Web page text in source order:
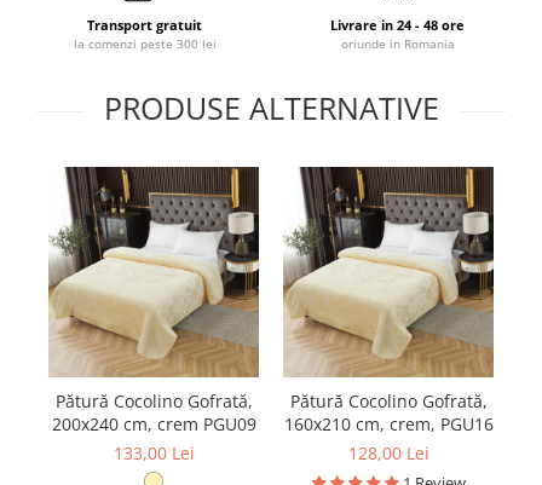
Transport gratuit
la comenzi peste 300 lei
Livrare in 24 - 48 ore
oriunde in Romania
PRODUSE ALTERNATIVE
Pătură Cocolino Gofrată,
200x240 cm, crem PGU09
133,00 Lei
Pătură Cocolino Gofrată,
160x210 cm, crem, PGU16
128,00 Lei